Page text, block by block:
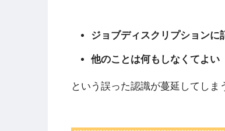
ジョブディスクリプションに
他のことは何もしなくてよい
という誤った認識が蔓延してしま